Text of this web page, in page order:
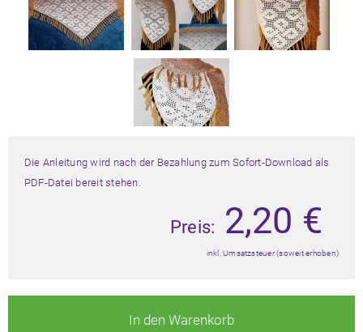
Die Anleitung wird nach der Bezahlung zum Sofort-Download als
PDF-Datei bereit stehen.
Preis: 2,20 €
inkl. Umsatzsteuer (soweit erhoben)
In den Warenkorb